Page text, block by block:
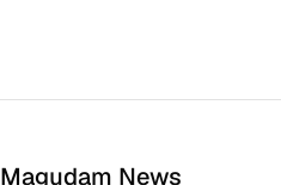
Magudam News